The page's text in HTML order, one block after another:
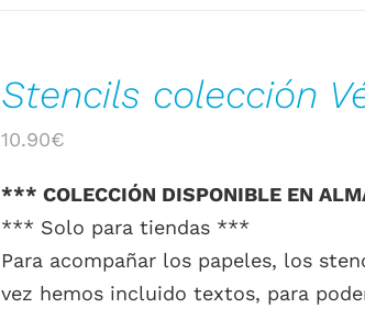
Stencils colección
10.90€
*** COLECCIÓN DISPONIBLE EN
*** Solo para tiendas ***
Para acompañar los papeles, los
vez hemos incluido textos, para